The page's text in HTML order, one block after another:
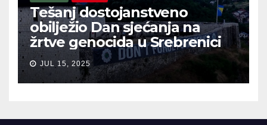
Tešanj dostojanstveno
obilježio Dan sjećanja na
žrtve genocida u Srebrenici
JUL 15, 2025